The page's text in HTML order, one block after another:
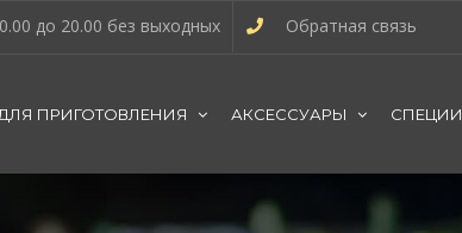
до 20.00 без выходных Обратная связь
ПРИГОТОВЛЕНИЯ АКСЕССУАРЫ СПЕЦИИ